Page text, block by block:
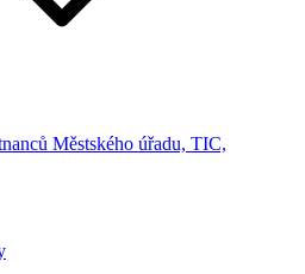
Městského úřadu, TIC,